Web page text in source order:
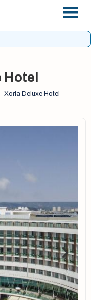
Xoria Deluxe Hotel